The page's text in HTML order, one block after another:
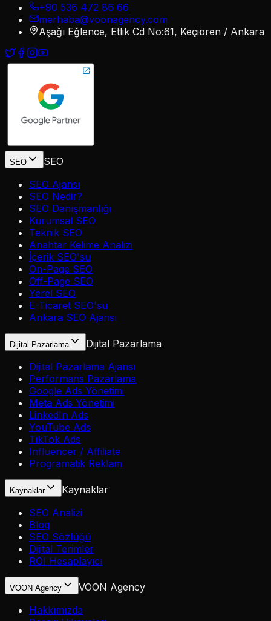
+90 536 472 86 66
merhaba@voonagency.com
Aşağı Eğlence, Etlik Cd No:61, Keçiören / Ankara
SEO
SEO
SEO Ajansı
SEO Nedir?
SEO Danışmanlığı
Kurumsal SEO
Teknik SEO
Anahtar Kelime Analizi
İçerik SEO'su
On-Page SEO
Off-Page SEO
Yerel SEO
E-Ticaret SEO'su
Ankara SEO Ajansı
Dijital Pazarlama
Dijital Pazarlama
Dijital Pazarlama Ajansı
Performans Pazarlama
Google Ads Yönetimi
Meta Ads Yönetimi
LinkedIn Ads
YouTube Ads
TikTok Ads
Influencer / Affiliate
Programatik Reklam
Kaynaklar
Kaynaklar
SEO Analizi
Blog
SEO Sözlüğü
Dijital Terimler
ROI Hesaplayıcı
VOON Agency
VOON Agency
Hakkımızda